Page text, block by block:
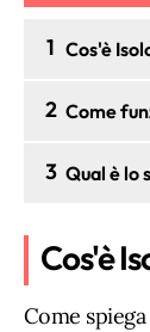
1 Cos'è
2 Come
3 Qual è lo
Cos'è
Come